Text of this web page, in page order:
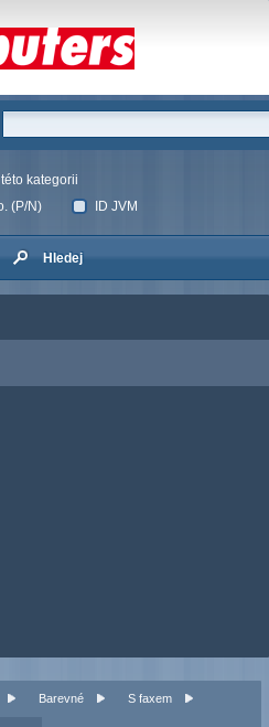
kategorii
(P/N) ID JVM
Hledej
Barevné S faxem